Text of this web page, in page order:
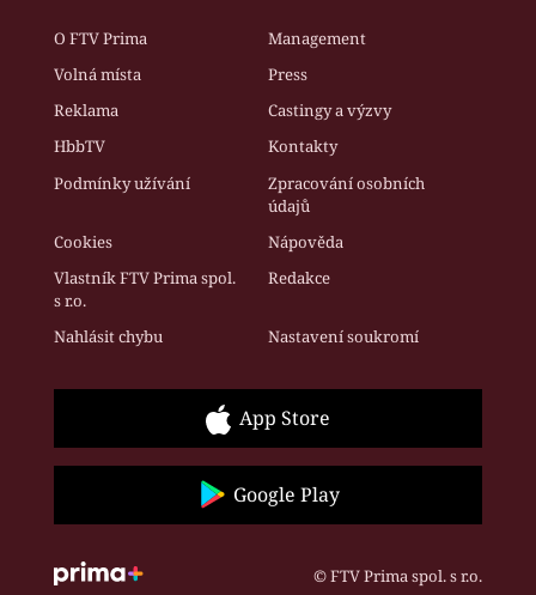
O FTV Prima
Management
Volná místa
Press
Reklama
Castingy a výzvy
HbbTV
Kontakty
Podmínky užívání
Zpracování osobních
údajů
Cookies
Nápověda
Vlastník FTV Prima spol.
s r.o.
Redakce
Nahlásit chybu Nastavení soukromí
App Store
Google Play
© FTV Prima spol. s r.o.